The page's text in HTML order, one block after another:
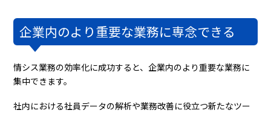
企業内のより重要な業務に専念できる
情シス業務の効率化に成功すると、企業内のより重要な業務に
集中できます。
社内における社員データの解析や業務改善に役立つ新たなツー